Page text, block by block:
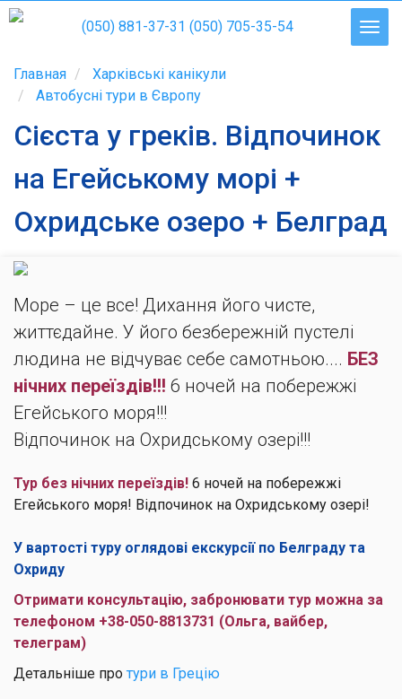
(050) 881-37-31 (050) 705-35-54
Главная
Харківські канікули
Автобусні тури в Європу
Сієста у греків. Відпочинок
на Егейському морі +
Охридське озеро + Белград
Море – це все! Дихання його чисте,
життєдайне. У його безбережній пустелі
людина не відчуває себе самотньою.... БЕЗ
нічних переїздів!!! 6 ночей на побережжі
Егейського моря!!!
Відпочинок на Охридському озері!!!
Тур без нічних переїздів! 6 ночей на побережжі
Егейського моря! Відпочинок на Охридському озері!
У вартості туру оглядові екскурсії по Белграду та
Охриду
Отримати консультацію, забронювати тур можна за
телефоном +38-050-8813731 (Ольга, вайбер,
телеграм)
Детальніше про тури в Грецію